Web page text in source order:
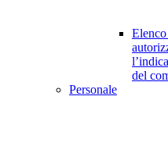
del
Personale